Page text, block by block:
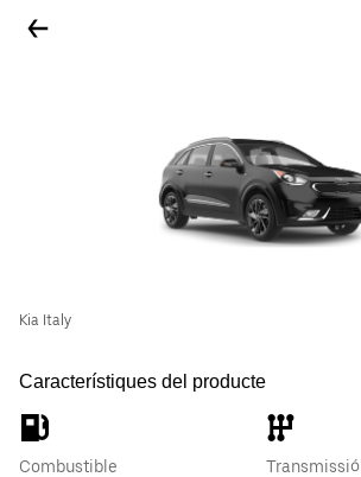
Kia Italy
Característiques del producte
Combustible
Transmissió